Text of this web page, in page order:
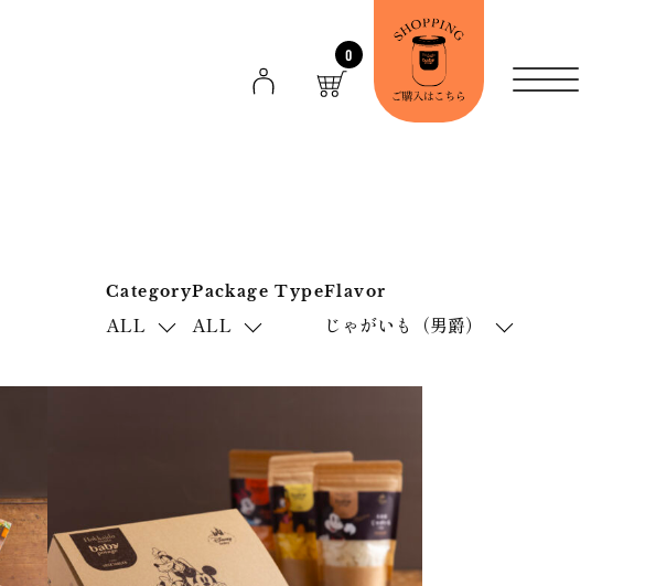
0
Category
ALL
Package Type
ALL
Flavor
じゃがいも（男爵）